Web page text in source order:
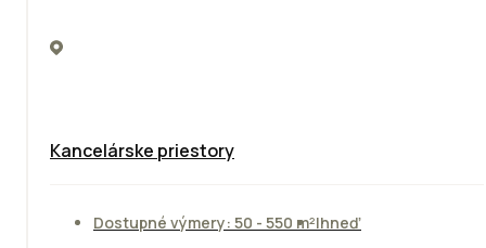
Kancelárske priestory
Dostupné výmery: 50 - 550 m²Ihneď